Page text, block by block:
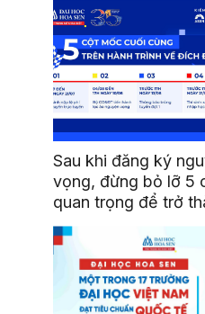
Sau khi đăng ký
vọng, đừng bỏ lỡ 5
quan trọng để trở
sinh viên HSU